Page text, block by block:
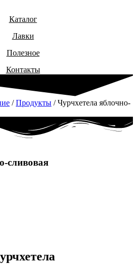
Каталог
Лавки
Полезное
Контакты
/Продукты / Чурчхетела яблочно-
сливовая